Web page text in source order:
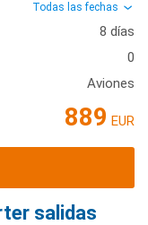
Todas las fechas
8 días
0
Aviones
889 EUR
salidas